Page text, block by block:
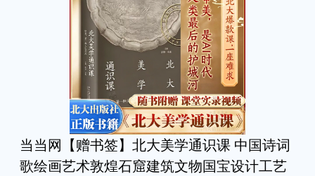
当当网【赠书签】北大美学通识课 中国诗词
歌绘画艺术敦煌石窟建筑文物国宝设计工艺